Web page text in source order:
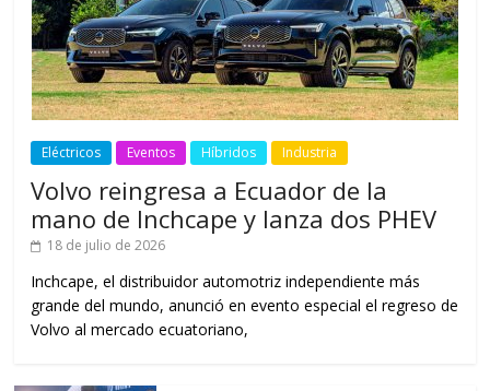
Eléctricos Eventos Híbridos Industria
Volvo reingresa a Ecuador de la
mano de Inchcape y lanza dos PHEV
18 de julio de 2026
Inchcape, el distribuidor automotriz independiente más
grande del mundo, anunció en evento especial el regreso de
Volvo al mercado ecuatoriano,